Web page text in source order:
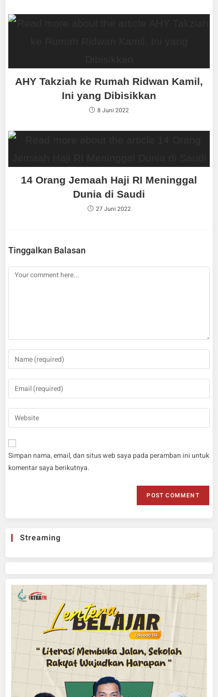
AHY Takziah ke Rumah Ridwan Kamil,
Ini yang Dibisikkan
8 Juni 2022
14 Orang Jemaah Haji RI Meninggal
Dunia di Saudi
27 Juni 2022
Tinggalkan Balasan
Simpan nama, email, dan situs web saya pada peramban ini untuk
komentar saya berikutnya.
Streaming